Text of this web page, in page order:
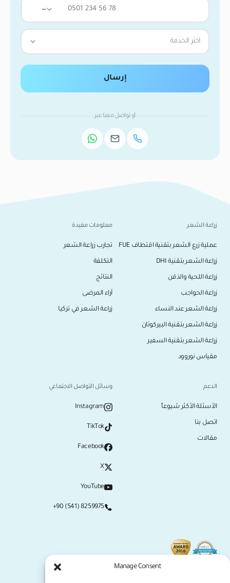
Manage Consent
—
اختر الخدمة
إرسال
أو تواصل معنا عبر
زراعة الشعر
عملية زرع الشعر بتقنية اقتطاف FUE
زراعة الشعر بتقنية DHI
زراعة اللحية والذقن
زراعة الحواجب
زراعة الشعر عند النساء
زراعة الشعر بتقنية البيركوتان
زراعة الشعر بتقنية السفير
مقياس نوروود
معلومات مفيدة
تجارب زراعة الشعر
التكلفة
النتائج
آراء المرضى
زراعة الشعر في تركيا
الدعم
الأسئلة الأكثر شيوعاً
اتصل بنا
مقالات
وسائل التواصل الاجتماعي
Instagram
TikTok
Facebook
X
YouTube
+90 (541) 8259975